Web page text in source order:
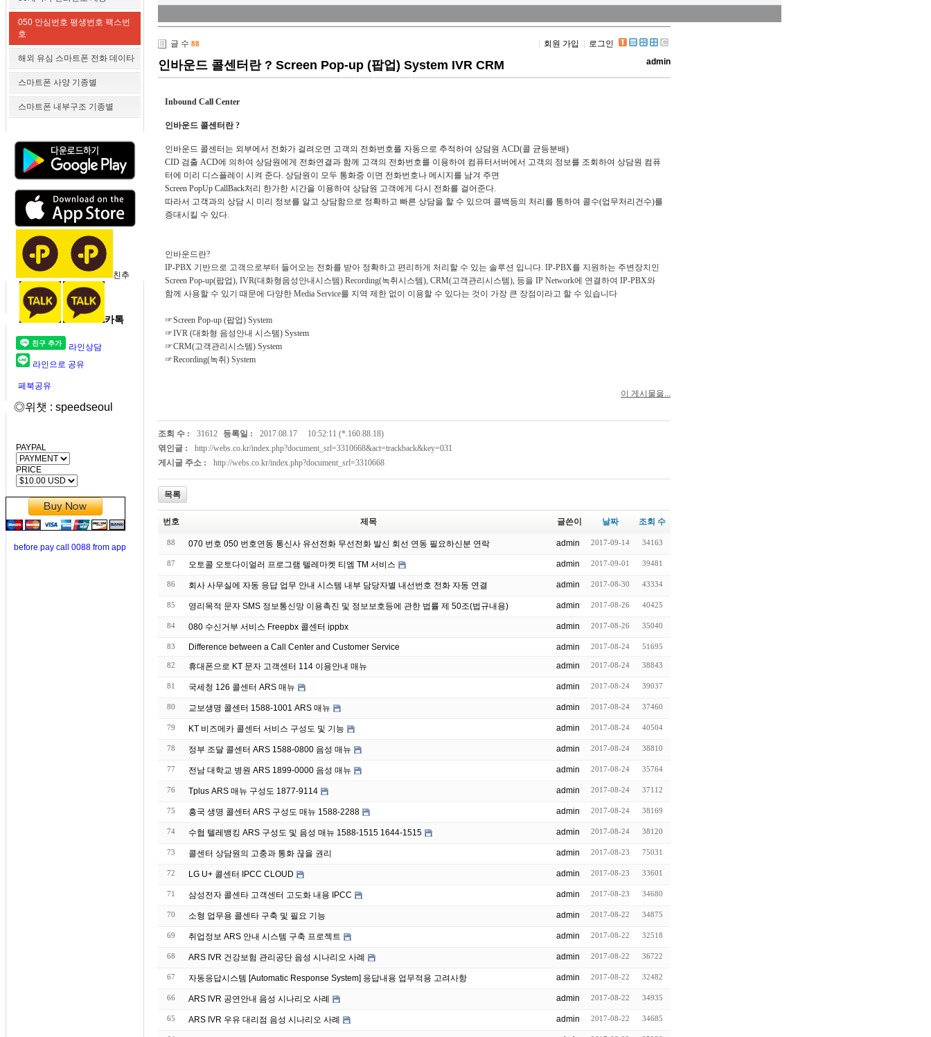
050 안심번호 평생번호 팩스번
호
해외 유심 스마트폰 전화 데이타
스마트폰 사양 기종별
스마트폰 내부구조 기종별
친추
카톡
라인상담
라인으로 공유
페북공유
◎위챗 : speedseoul
PAYPAL
PRICE
before pay call 0088 from app
글 수 88 회원 가입 로그인
인바운드 콜센터란 ? Screen Pop-up (팝업) System IVR CRM admin
Inbound Call Center
인바운드 콜센터란 ?
인바운드 콜센터는 외부에서 전화가 걸려오면 고객의 전화번호를 자동으로 추적하여 상담원 ACD(콜 균등분배)
CID 검출 ACD에 의하여 상담원에게 전화연결과 함께 고객의 전화번호를 이용하여 컴퓨터서버에서 고객의 정보를 조회하여 상담원 컴퓨
터에 미리 디스플레이 시켜 준다. 상담원이 모두 통화중 이면 전화번호나 메시지를 남겨 주면
Screen PopUp CallBack처리 한가한 시간을 이용하여 상담원 고객에게 다시 전화를 걸어준다.
따라서 고객과의 상담 시 미리 정보를 알고 상담함으로 정확하고 빠른 상담을 할 수 있으며 콜백등의 처리를 통하여 콜수(업무처리건수)를
증대시킬 수 있다.
인바운드란?
IP-PBX 기반으로 고객으로부터 들어오는 전화를 받아 정확하고 편리하게 처리할 수 있는 솔루션 입니다. IP-PBX를 지원하는 주변장치인
Screen Pop-up(팝업), IVR(대화형음성안내시스템) Recording(녹취시스템), CRM(고객관리시스템), 등을 IP Network에 연결하여 IP-PBX와
함께 사용할 수 있기 때문에 다양한 Media Service를 지역 제한 없이 이용할 수 있다는 것이 가장 큰 장점이라고 할 수 있습니다
☞Screen Pop-up (팝업) System
☞IVR (대화형 음성안내 시스템) System
☞CRM(고객관리시스템) System
☞Recording(녹취) System
이 게시물을...
조회 수 : 31612 등록일 : 2017.08.17
10:52:11 (*.160.88.18)
엮인글 :
http://webs.co.kr/index.php?document_srl=3310668&act=trackback&key=031
게시글 주소 :
http://webs.co.kr/index.php?document_srl=3310668
목록
번호 제목 글쓴이 날짜 조회 수
88 070 번호 050 번호연동 통신사 유선전화 무선전화 발신 회선 연동 필요하신분 연락 admin 2017-09-14 34163
87 오토콜 오토다이얼러 프로그램 텔레마켓 티엠 TM 서비스 admin 2017-09-01 39481
86 회사 사무실에 자동 응답 업무 안내 시스템 내부 담당자별 내선번호 전화 자동 연결 admin 2017-08-30 43334
85 영리목적 문자 SMS 정보통신망 이용촉진 및 정보보호등에 관한 법률 제 50조(법규내용) admin 2017-08-26 40425
84 080 수신거부 서비스 Freepbx 콜센터 ippbx admin 2017-08-26 35040
83 Difference between a Call Center and Customer Service admin 2017-08-24 51695
82 휴대폰으로 KT 문자 고객센터 114 이용안내 매뉴 admin 2017-08-24 38843
81 국세청 126 콜센터 ARS 매뉴 admin 2017-08-24 39037
80 교보생명 콜센터 1588-1001 ARS 매뉴 admin 2017-08-24 37460
79 KT 비즈메카 콜센터 서비스 구성도 및 기능 admin 2017-08-24 40504
78 정부 조달 콜센터 ARS 1588-0800 음성 매뉴 admin 2017-08-24 38810
77 전남 대학교 병원 ARS 1899-0000 음성 매뉴 admin 2017-08-24 35764
76 Tplus ARS 매뉴 구성도 1877-9114 admin 2017-08-24 37112
75 흥국 생명 콜센터 ARS 구성도 매뉴 1588-2288 admin 2017-08-24 38169
74 수협 텔레뱅킹 ARS 구성도 및 음성 매뉴 1588-1515 1644-1515 admin 2017-08-24 38120
73 콜센터 상담원의 고충과 통화 끊을 권리 admin 2017-08-23 75031
72 LG U+ 콜센터 IPCC CLOUD admin 2017-08-23 33601
71 삼성전자 콜센타 고객센터 고도화 내용 IPCC admin 2017-08-23 34680
70 소형 업무용 콜센타 구축 및 필요 기능 admin 2017-08-22 34875
69 취업정보 ARS 안내 시스템 구축 프로젝트 admin 2017-08-22 32518
68 ARS IVR 건강보험 관리공단 음성 시나리오 사례 admin 2017-08-22 36722
67 자동응답시스템 [Automatic Response System] 응답내용 업무적용 고려사항 admin 2017-08-22 32482
66 ARS IVR 공연안내 음성 시나리오 사례 admin 2017-08-22 34935
65 ARS IVR 우유 대리점 음성 시나리오 사례 admin 2017-08-22 34685